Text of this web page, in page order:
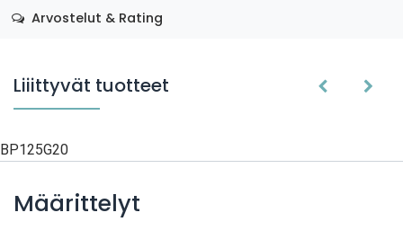
Arvostelut & Rating
Liiittyvät tuotteet
BP125G20
Määrittelyt